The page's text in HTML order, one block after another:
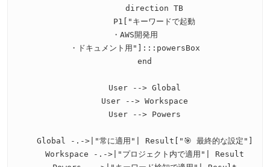
        direction TB
        P1["キーワードで起動
・AWS開発用
・ドキュメント用"]:::powersBox
    end
    User --> Global
    User --> Workspace
    User --> Powers
    Global -.->|"常に適用"| Result["🎯 最終的な設定"]
    Workspace -.->|"プロジェクト内で適用"| Result